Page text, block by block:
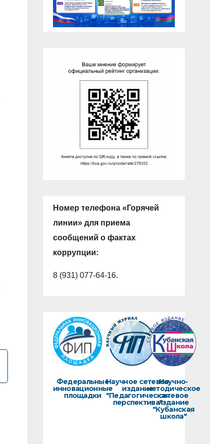
Номер телефона «Горячей
линии» для приема
сообщений о фактах
коррупции:
8 (931) 077-64-16.
Федеральные
инновационные
площадки
Научное сетевое
издание
"Педагогическая
перспектива"
Научно-
методическое
сетевое
издание
"Кубанская
школа"